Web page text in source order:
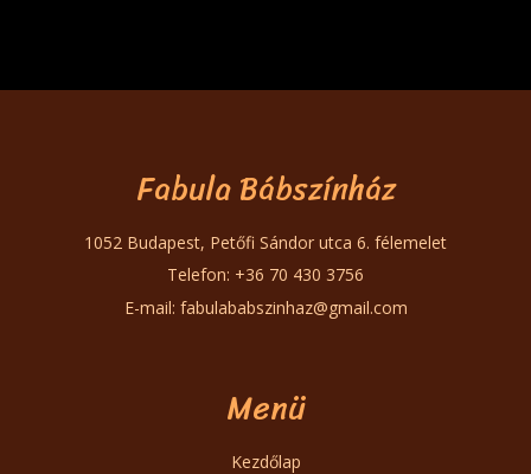
Fabula Bábszínház
1052 Budapest, Petőfi Sándor utca 6. félemelet
Telefon: +36 70 430 3756
E-mail: fabulababszinhaz@gmail.com
Menü
Kezdőlap